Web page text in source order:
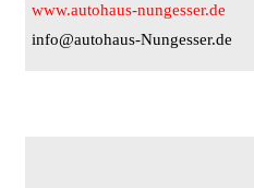
www.autohaus-nungesser.de
info@autohaus-Nungesser.de